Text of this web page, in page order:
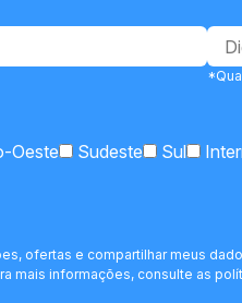
Oeste Sudeste Sul
ofertas e compartilhar meus
mais informações, consulte as